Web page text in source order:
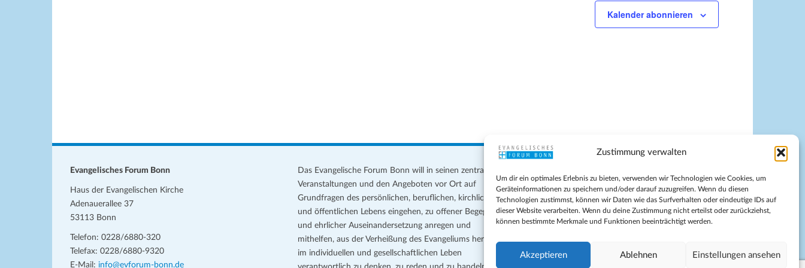
Zustimmung verwalten
Um dir ein optimales Erlebnis zu bieten, verwenden wir Technologien wie Cookies, um
Geräteinformationen zu speichern und/oder darauf zuzugreifen. Wenn du diesen
Technologien zustimmst, können wir Daten wie das Surfverhalten oder eindeutige IDs auf
dieser Website verarbeiten. Wenn du deine Zustimmung nicht erteilst oder zurückziehst,
können bestimmte Merkmale und Funktionen beeinträchtigt werden.
Akzeptieren Ablehnen Einstellungen ansehen
Kalender abonnieren
Evangelisches Forum Bonn
Haus der Evangelischen Kirche
Adenauerallee 37
53113 Bonn
Telefon: 0228/6880-320
Telefax: 0228/6880-9320
E-Mail: info@evforum-bonn.de
Das Evangelische Forum Bonn will in seinen zentralen
Veranstaltungen und den Angeboten vor Ort auf
Grundfragen des persönlichen, beruflichen, kirchlichen
und öffentlichen Lebens eingehen, zu offener Begegnung
und ehrlicher Auseinandersetzung anregen und
mithelfen, aus der Verheißung des Evangeliums heraus
im individuellen und gesellschaftlichen Leben
Datenschutz
Teilnahmebedingungen
Evangelische Kirche in Bonn
Cookie-Richtlinie (EU)